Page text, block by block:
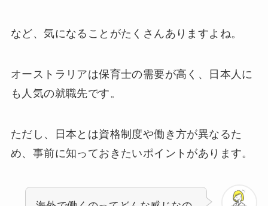
など、気になることがたくさんありますよね。
オーストラリアは保育士の需要が高く、日本人に
も人気の就職先です。
ただし、日本とは資格制度や働き方が異なるた
め、事前に知っておきたいポイントがあります。